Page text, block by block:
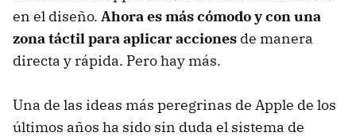
en el diseño. Ahora es más cómodo y con una
zona táctil para aplicar acciones de manera
directa y rápida. Pero hay más.
Una de las ideas más peregrinas de Apple de los
últimos años ha sido sin duda el sistema de